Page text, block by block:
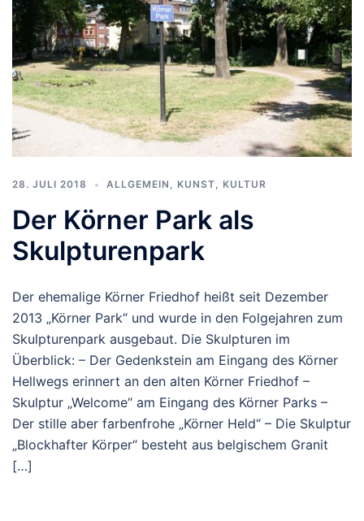
28. JULI 2018 ALLGEMEIN KUNST, KULTUR
Der Körner Park als
Skulpturenpark
Der ehemalige Körner Friedhof heißt seit Dezember
2013 „Körner Park“ und wurde in den Folgejahren zum
Skulpturenpark ausgebaut. Die Skulpturen im
Überblick: – Der Gedenkstein am Eingang des Körner
Hellwegs erinnert an den alten Körner Friedhof –
Skulptur „Welcome“ am Eingang des Körner Parks –
Der stille aber farbenfrohe „Körner Held“ – Die Skulptur
„Blockhafter Körper“ besteht aus belgischem Granit
[…]